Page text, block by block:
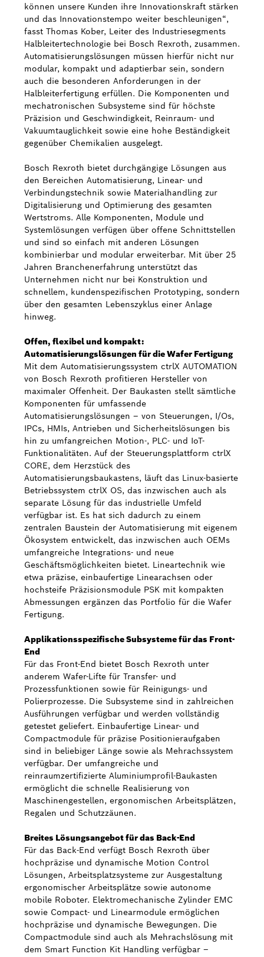
können unsere Kunden ihre Innovationskraft stärken
und das Innovationstempo weiter beschleunigen“,
fasst Thomas Kober, Leiter des Industriesegments
Halbleitertechnologie bei Bosch Rexroth, zusammen.
Automatisierungslösungen müssen hierfür nicht nur
modular, kompakt und adaptierbar sein, sondern
auch die besonderen Anforderungen in der
Halbleiterfertigung erfüllen. Die Komponenten und
mechatronischen Subsysteme sind für höchste
Präzision und Geschwindigkeit, Reinraum- und
Vakuumtauglichkeit sowie eine hohe Beständigkeit
gegenüber Chemikalien ausgelegt.
Bosch Rexroth bietet durchgängige Lösungen aus
den Bereichen Automatisierung, Linear- und
Verbindungstechnik sowie Materialhandling zur
Digitalisierung und Optimierung des gesamten
Wertstroms. Alle Komponenten, Module und
Systemlösungen verfügen über offene Schnittstellen
und sind so einfach mit anderen Lösungen
kombinierbar und modular erweiterbar. Mit über 25
Jahren Branchenerfahrung unterstützt das
Unternehmen nicht nur bei Konstruktion und
schnellem, kundenspezifischen Prototyping, sondern
über den gesamten Lebenszyklus einer Anlage
hinweg.
Offen, flexibel und kompakt:
Automatisierungslösungen für die Wafer Fertigung
Mit dem Automatisierungssystem ctrlX AUTOMATION
von Bosch Rexroth profitieren Hersteller von
maximaler Offenheit. Der Baukasten stellt sämtliche
Komponenten für umfassende
Automatisierungslösungen – von Steuerungen, I/Os,
IPCs, HMIs, Antrieben und Sicherheitslösungen bis
hin zu umfangreichen Motion-, PLC- und IoT-
Funktionalitäten. Auf der Steuerungsplattform ctrlX
CORE, dem Herzstück des
Automatisierungsbaukastens, läuft das Linux-basierte
Betriebssystem ctrlX OS, das inzwischen auch als
separate Lösung für das industrielle Umfeld
verfügbar ist. Es hat sich dadurch zu einem
zentralen Baustein der Automatisierung mit eigenem
Ökosystem entwickelt, das inzwischen auch OEMs
umfangreiche Integrations- und neue
Geschäftsmöglichkeiten bietet. Lineartechnik wie
etwa präzise, einbaufertige Linearachsen oder
hochsteife Präzisionsmodule PSK mit kompakten
Abmessungen ergänzen das Portfolio für die Wafer
Fertigung.
Applikationsspezifische Subsysteme für das Front-
End
Für das Front-End bietet Bosch Rexroth unter
anderem Wafer-Lifte für Transfer- und
Prozessfunktionen sowie für Reinigungs- und
Polierprozesse. Die Subsysteme sind in zahlreichen
Ausführungen verfügbar und werden vollständig
getestet geliefert. Einbaufertige Linear- und
Compactmodule für präzise Positionieraufgaben
sind in beliebiger Länge sowie als Mehrachssystem
verfügbar. Der umfangreiche und
reinraumzertifizierte Aluminiumprofil-Baukasten
ermöglicht die schnelle Realisierung von
Maschinengestellen, ergonomischen Arbeitsplätzen,
Regalen und Schutzzäunen.
Breites Lösungsangebot für das Back-End
Für das Back-End verfügt Bosch Rexroth über
hochpräzise und dynamische Motion Control
Lösungen, Arbeitsplatzsysteme zur Ausgestaltung
ergonomischer Arbeitsplätze sowie autonome
mobile Roboter. Elektromechanische Zylinder EMC
sowie Compact- und Linearmodule ermöglichen
hochpräzise und dynamische Bewegungen. Die
Compactmodule sind auch als Mehrachslösung mit
dem Smart Function Kit Handling verfügbar –